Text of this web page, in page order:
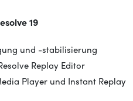
19
und -stabilisierung
Replay Editor
Player und Instant Replay